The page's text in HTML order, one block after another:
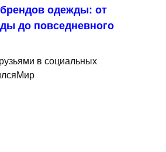
одежды: от
до повседневного
в социальных